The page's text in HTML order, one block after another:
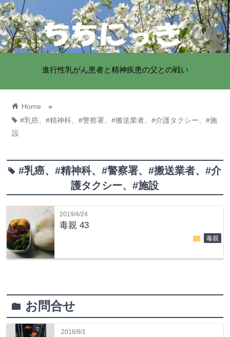
進行性乳がん患者と精神疾患の父との戦い
home Home »
tag#乳癌、#精神科、#警察署、#搬送業者、#介護タクシー、#施
設
tag#乳癌、#精神科、#警察署、#搬送業者、#介
護タクシー、#施設
2019/4/24
毒親 43
folder 毒親
folder お問合せ
2018/9/1